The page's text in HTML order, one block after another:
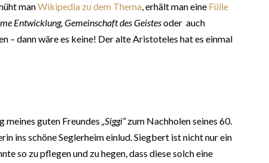
manWikipedia zu dem Thema, erhält man eine Fülle
Entwicklung, Gemeinschaft des Geistesoder auch
– dann wäre es keine! Der alte Aristoteles hat es einmal
meines guten Freundes „Siggi“zum Nachholen seines 60.
ins schöne Seglerheim einlud. Siegbert ist nicht nur ein
so zu pflegen und zu hegen, dass diese solch eine